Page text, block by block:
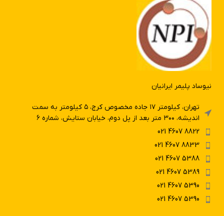
نیوساد پلیمر ایرانیان
تهران، کیلومتر ۱۷ جاده مخصوص کرج، ۵ کیلومتر به سمت
اندیشه، ۳۰۰ متر بعد از پل دوم، خیابان ستایش، شماره ۶
8822 4607 021
8833 4607 021
5388 4607 021
5389 4607 021
5390 4607 021
5390 4607 021